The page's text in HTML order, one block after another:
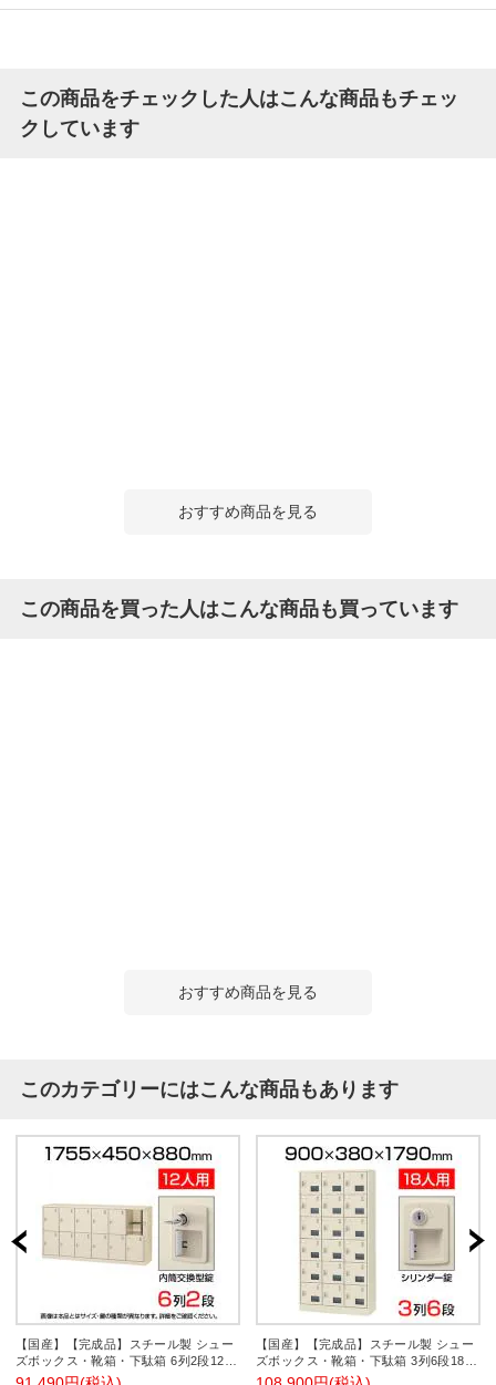
この商品をチェックした人はこんな商品もチェッ
クしています
おすすめ商品を見る
この商品を買った人はこんな商品も買っています
おすすめ商品を見る
このカテゴリーにはこんな商品もあります
【国産】【完成品】スチール製 シュー
ズボックス・靴箱・下駄箱 6列2段12人
用(奥深) 内筒交換錠/SLC-D12Y-T2
【国産】【完成品】スチール製 シュー
ズボックス・靴箱・下駄箱 3列6段18人
用 シリンダー錠付/SLC-18TW-S2